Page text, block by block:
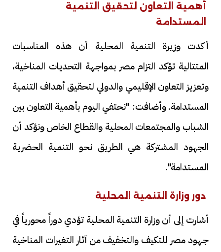
أهمية التعاون لتحقيق التنمية
المستدامة
أكدت وزيرة التنمية المحلية أن هذه المناسبات
المتتالية تؤكد التزام مصر بمواجهة التحديات المناخية،
وتعزيز التعاون الإقليمي والدولي لتحقيق أهداف التنمية
المستدامة. وأضافت: "نحتفي اليوم بأهمية التعاون بين
الشباب والمجتمعات المحلية والقطاع الخاص ونؤكد أن
الجهود المشتركة هي الطريق نحو التنمية الحضرية
المستدامة".
دور وزارة التنمية المحلية
أشارت إلى أن وزارة التنمية المحلية تؤدي دوراً محورياً في
جهود مصر للتكيف والتخفيف من آثار التغيرات المناخية